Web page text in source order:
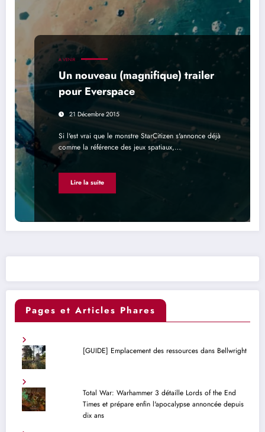
A VENIR
Un nouveau (magnifique) trailer
pour Everspace
21 Décembre 2015
Si l'est vrai que le monstre StarCitizen s'annonce déjà
comme la référence des jeux spatiaux,…
Lire la suite
Pages et Articles Phares
[GUIDE] Emplacement des ressources dans Bellwright
Total War: Warhammer 3 détaille Lords of the End
Times et prépare enfin l'apocalypse annoncée depuis
dix ans